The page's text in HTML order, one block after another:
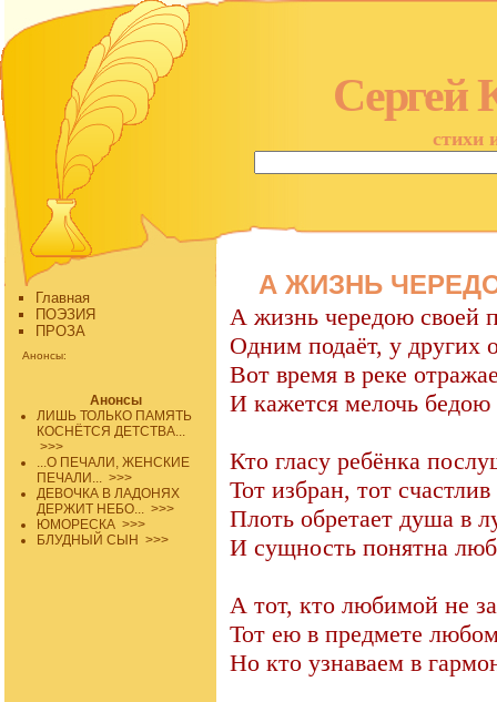
Сергей
стихи
Главная
ПОЭЗИЯ
ПРОЗА
Анонсы:
Анонсы
ЛИШЬ ТОЛЬКО ПАМЯТЬ
КОСНЁТСЯ ДЕТСТВА...
>>>
...О ПЕЧАЛИ, ЖЕНСКИЕ
ПЕЧАЛИ... >>>
ДЕВОЧКА В ЛАДОНЯХ
ДЕРЖИТ НЕБО... >>>
ЮМОРЕСКА >>>
БЛУДНЫЙ СЫН >>>
А ЖИЗНЬ
А жизнь чередою своей
Одним подаёт, у других
Вот время в реке
И кажется мелочь бедою
Кто гласу ребёнка
Тот избран, тот
Плоть обретает душа в
И сущность понятна
А тот, кто любимой не
Тот ею в предмете
Но кто узнаваем в